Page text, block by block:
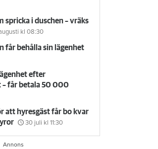
spricka i duschen – vräks
kl 08:30
får behålla sin lägenhet
efter
– får betala 50 000
att hyresgäst får bo kvar
30 juli kl 11:30